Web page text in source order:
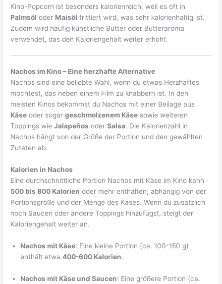
Kino-Popcorn ist besonders kalorienreich, weil es oft in
Palmsöl oder Maisöl frittiert wird, was sehr kalorienhaltig ist.
Zudem wird häufig künstliche Butter oder Butteraroma
verwendet, das den Kaloriengehalt weiter erhöht.
Nachos im Kino – Eine herzhafte Alternative
Nachos sind eine beliebte Wahl, wenn du etwas Herzhaftes
möchtest, das neben einem Film zu knabbern ist. In den
meisten Kinos bekommst du Nachos mit einer Beilage aus
Käse oder sogargeschmolzenem Käse sowie weiteren
Toppings wieJalapeños oderSalsa. Die Kalorienzahl in
Nachos hängt von der Größe der Portion und den gewählten
Zutaten ab.
Kalorien in Nachos
Eine durchschnittliche Portion Nachos mit Käse im Kino kann
500 bis 800 Kalorien oder mehr enthalten, abhängig von der
Portionsgröße und der Menge des Käses. Wenn du zusätzlich
noch Saucen oder andere Toppings hinzufügst, steigt der
Kaloriengehalt weiter an.
Nachos mit Käse: Eine kleine Portion (ca. 100-150 g)
enthält etwa400-600 Kalorien.
Nachos mit Käse und Saucen: Eine größere Portion (ca.